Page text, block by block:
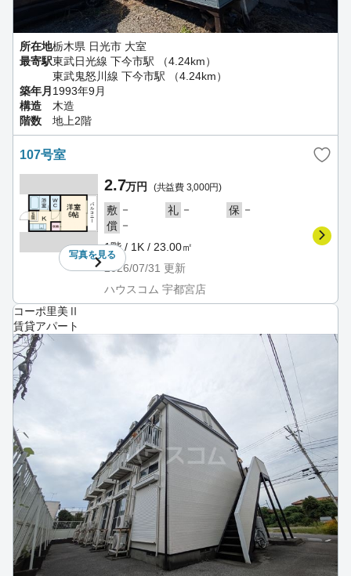
所在地栃木県 日光市 大室
最寄駅東武日光線 下今市駅 （4.24km）
東武鬼怒川線 下今市駅 （4.24km）
築年月 1993年9月
構造
木造
階数
地上2階
107号室
写真を見る
2.7万円 (共益費 3,000円)
敷 － 礼 － 保 －
償 －
1階 / 1K / 23.00㎡
2026/07/31 更新
ハウスコム 宇都宮店
コーポ里美Ⅱ
賃貸アパート